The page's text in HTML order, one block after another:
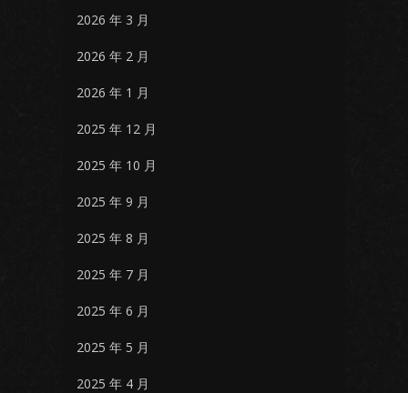
2026 年 3 月
2026 年 2 月
2026 年 1 月
2025 年 12 月
2025 年 10 月
2025 年 9 月
2025 年 8 月
2025 年 7 月
2025 年 6 月
2025 年 5 月
2025 年 4 月